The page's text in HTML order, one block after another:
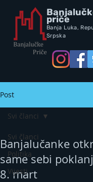
priče
Banja Luka,
Srpska
Post
Svi članci
Politika
Vijesti
Svi članci
Banjalučanke
same sebi
8. mart